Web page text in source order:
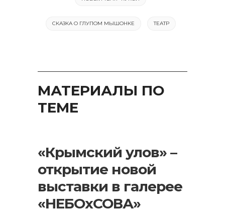
СКАЗКА О ГЛУПОМ МЫШОНКЕ ТЕАТР
МАТЕРИАЛЫ ПО
ТЕМЕ
«Крымский улов» –
открытие новой
выставки в галерее
«НЕБОхСОВА»